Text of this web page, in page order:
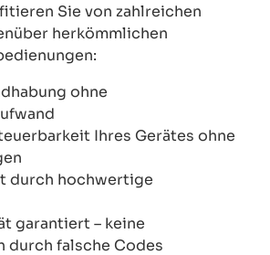
Sie von zahlreichen
herkömmlichen
ohne
Ihres Gerätes ohne
durch hochwertige
garantiert – keine
durch falsche Codes